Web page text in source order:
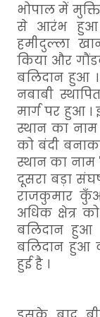
भोपाल में
से आरंभ हुआ
हमीदुल्ला
किया और
बलिदान हुआ
नबाबी
मार्ग पर हुआ
स्थान का नाम
को बंदी
स्थान का नाम
दूसरा बड़ा
राजकुमार
अधिक क्षेत्र
बलिदान हुआ
बलिदान हुआ
हुई है ।